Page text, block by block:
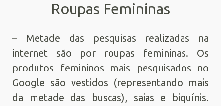
Roupas Femininas
– Metade das pesquisas realizadas na
internet são por roupas femininas. Os
produtos femininos mais pesquisados no
Google são vestidos (representando mais
da metade das buscas), saias e biquínis.